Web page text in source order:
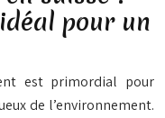
pour un
est primordial pour
de l’environnement.